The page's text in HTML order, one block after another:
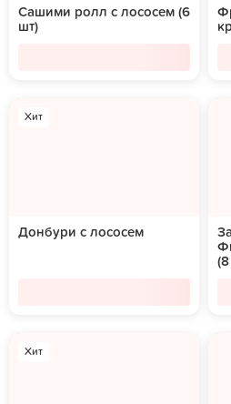
Сашими ролл с лососем (6
шт)
Хит
Донбури с лососем
Хит